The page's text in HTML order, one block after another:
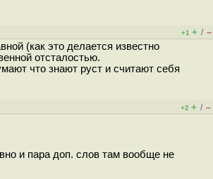
+1 + / –
(как это делается известно
отсталостью.
что знают руст и считают себя
+2 + / –
и пара доп. слов там вообще не